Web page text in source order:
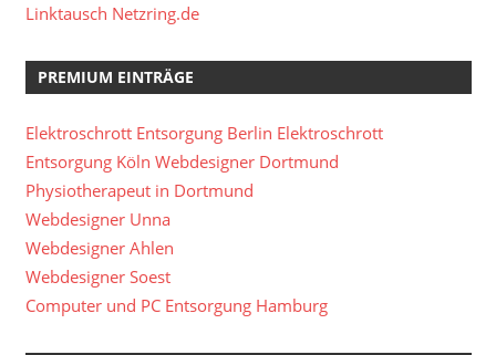
Linktausch Netzring.de
PREMIUM EINTRÄGE
Elektroschrott Entsorgung Berlin Elektroschrott
Entsorgung Köln Webdesigner Dortmund
Physiotherapeut in Dortmund
Webdesigner Unna
Webdesigner Ahlen
Webdesigner Soest
Computer und PC Entsorgung Hamburg